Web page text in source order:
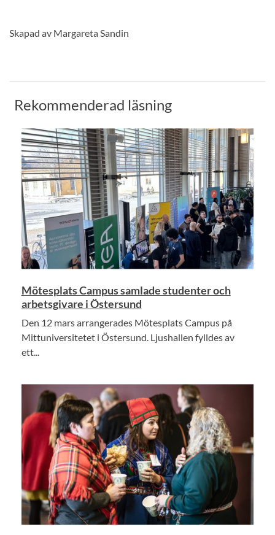
Skapad av Margareta Sandin
Rekommenderad läsning
Mötesplats Campus samlade studenter och
arbetsgivare i Östersund
Den 12 mars arrangerades Mötesplats Campus på
Mittuniversitetet i Östersund. Ljushallen fylldes av
ett...